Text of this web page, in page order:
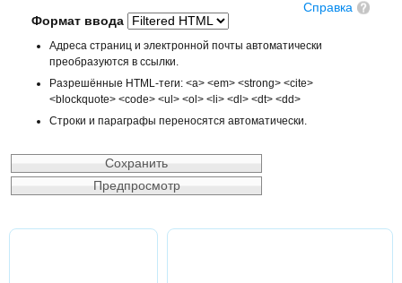
Справка
Формат ввода
Адреса страниц и электронной почты автоматически
преобразуются в ссылки.
Разрешённые HTML-теги: <a> <em> <strong> <cite>
<blockquote> <code> <ul> <ol> <li> <dl> <dt> <dd>
Строки и параграфы переносятся автоматически.